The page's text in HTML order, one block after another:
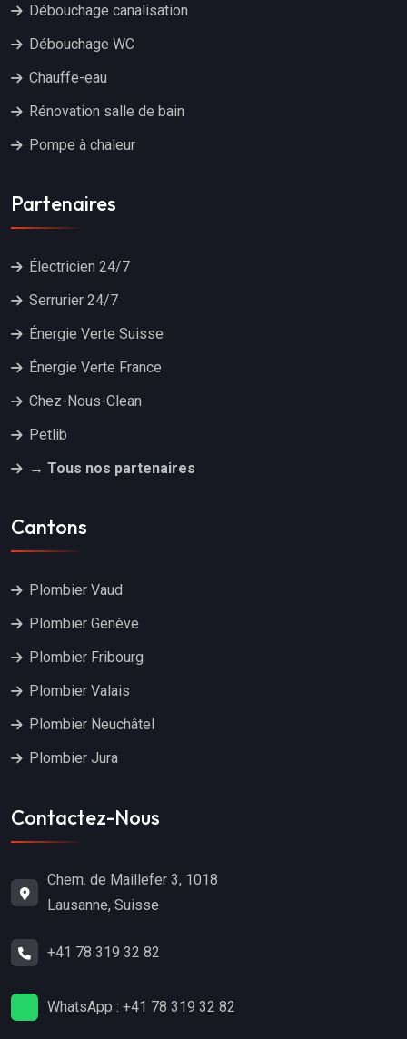
Débouchage canalisation
Débouchage WC
Chauffe-eau
Rénovation salle de bain
Pompe à chaleur
Partenaires
Électricien 24/7
Serrurier 24/7
Énergie Verte Suisse
Énergie Verte France
Chez-Nous-Clean
Petlib
→ Tous nos partenaires
Cantons
Plombier Vaud
Plombier Genève
Plombier Fribourg
Plombier Valais
Plombier Neuchâtel
Plombier Jura
Contactez-Nous
Chem. de Maillefer 3, 1018
Lausanne, Suisse
+41 78 319 32 82
WhatsApp : +41 78 319 32 82